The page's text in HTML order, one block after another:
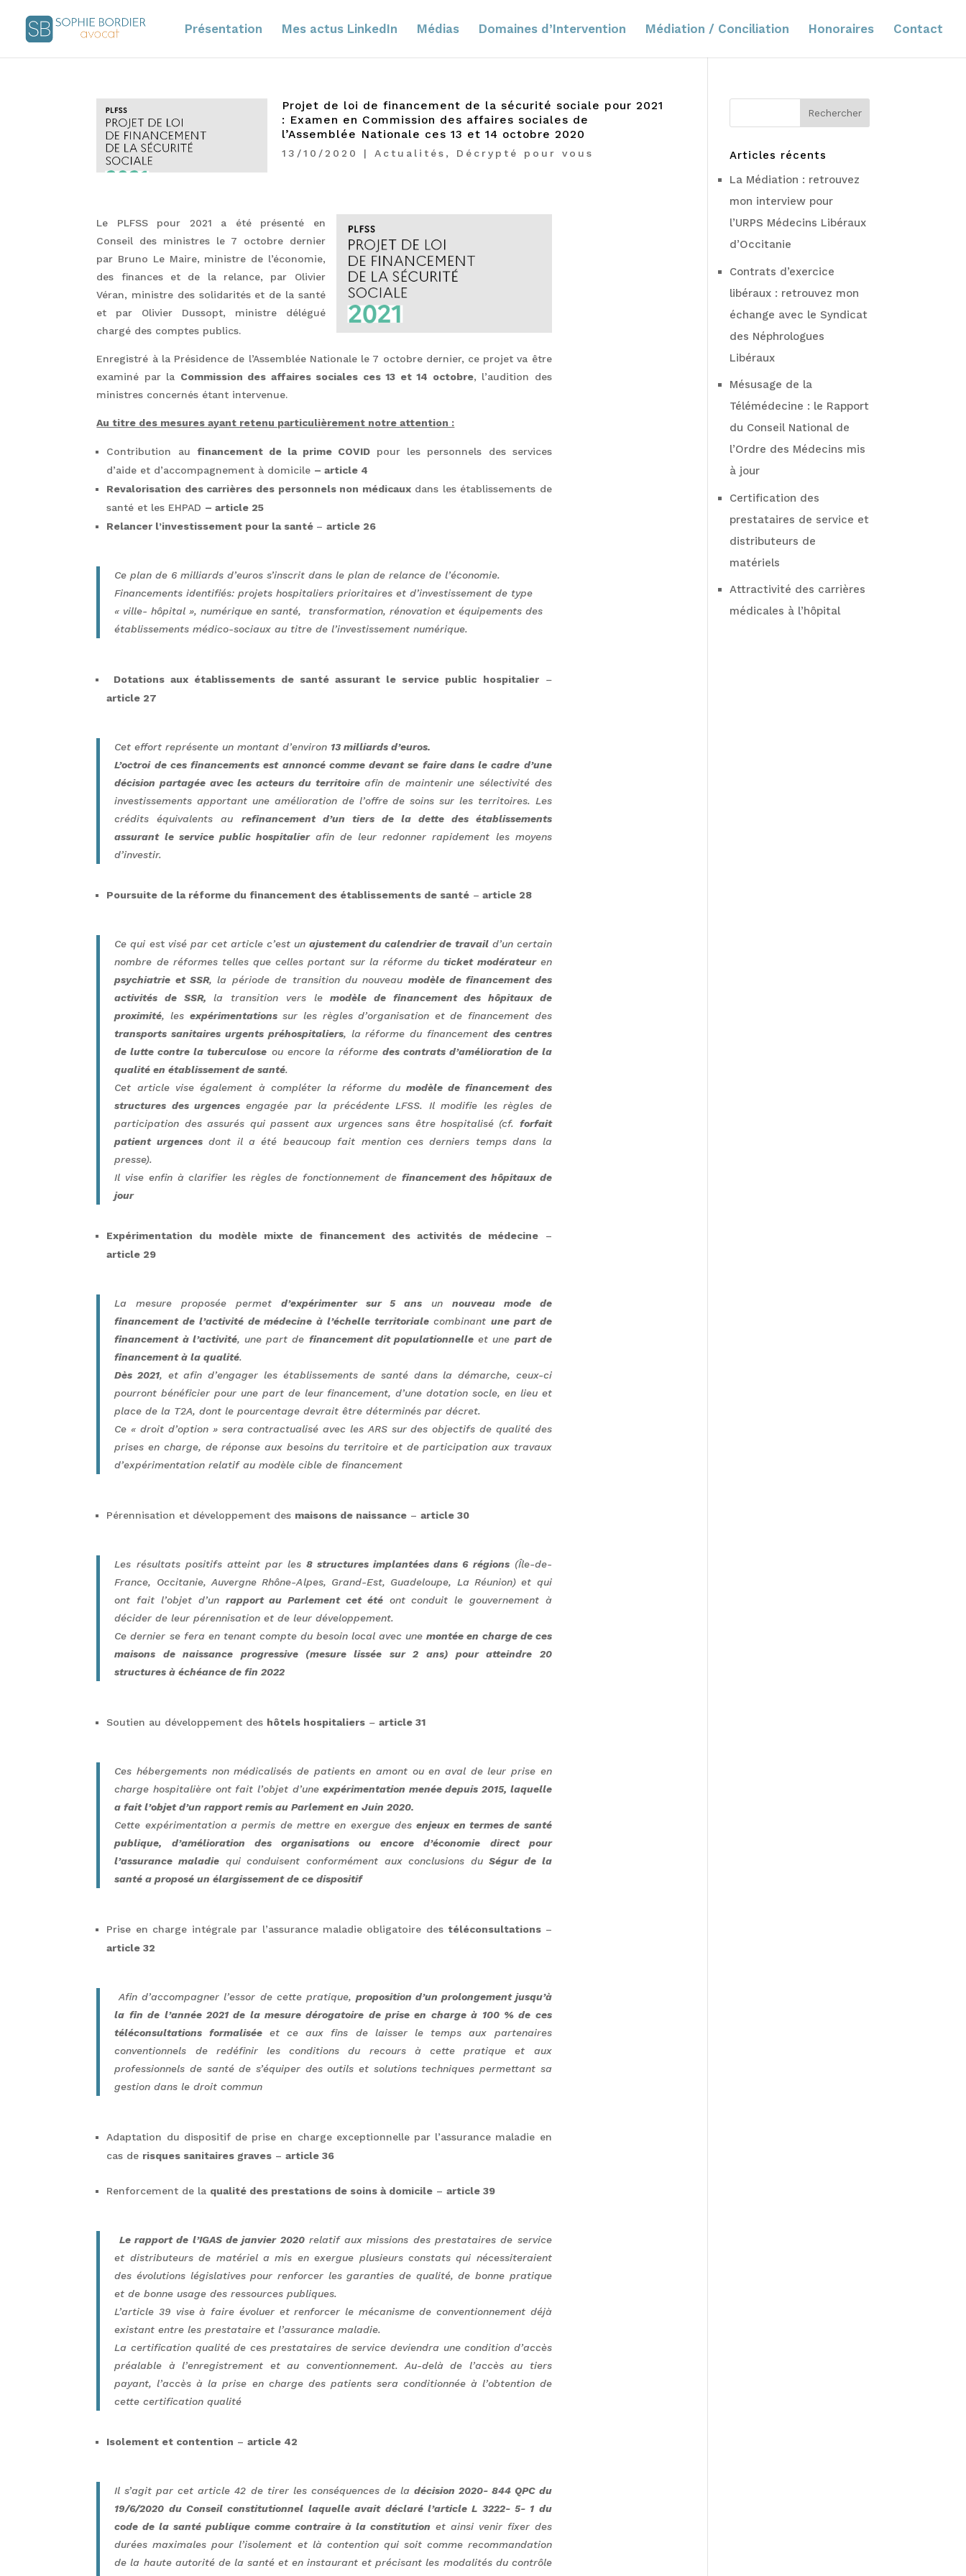
Présentation Mes actus LinkedIn Médias Domaines d’Intervention Médiation / Conciliation Honoraires Contact
Projet de loi de financement de la sécurité sociale pour 2021
: Examen en Commission des affaires sociales de
l’Assemblée Nationale ces 13 et 14 octobre 2020
13/10/2020 | Actualités , Décrypté pour vous
Le PLFSS pour 2021 a été présenté en
Conseil des ministres le 7 octobre dernier
par Bruno Le Maire, ministre de l’économie,
des finances et de la relance, par Olivier
Véran, ministre des solidarités et de la santé
et par Olivier Dussopt, ministre délégué
chargé des comptes publics.
Enregistré à la Présidence de l’Assemblée Nationale le 7 octobre dernier, ce projet va être
examiné par la Commission des affaires sociales ces 13 et 14 octobre, l’audition des
ministres concernés étant intervenue.
Au titre des mesures ayant retenu particulièrement notre attention :
Contribution au financement de la prime COVID pour les personnels des services
d’aide et d’accompagnement à domicile – article 4
Revalorisation des carrières des personnels non médicauxdans les établissements de
santé et les EHPAD – article 25
Relancer l’investissement pour la santé –article 26
Ce plan de 6 milliards d’euros s’inscrit dans le plan de relance de l’économie.
Financements identifiés:projets hospitaliers prioritaires et d’investissement de type
« ville- hôpital », numérique en santé, transformation, rénovation et équipements des
établissements médico-sociaux au titre de l’investissement numérique.
Dotations aux établissements de santé assurant le service public hospitalier
–
article 27
Cet effort représente un montant d’environ 13 milliards d’euros.
L’octroi de ces financements est annoncé comme devant se faire dans le cadre d’une
décision partagée avec les acteurs du territoireafin de maintenir une sélectivité des
investissements apportant une amélioration de l’offre de soins sur les territoires. Les
crédits équivalents au refinancement d’un tiers de la dette des établissements
assurant le service public hospitalierafin de leur redonner rapidement les moyens
d’investir.
Poursuite de la réforme du financement des établissements de santé – article 28
Ce qui est visé par cet article c’est unajustement du calendrier de travaild’un certain
nombre de réformes telles que celles portant sur la réforme duticket modérateuren
psychiatrie et SSR, la période de transition du nouveau modèle de financement des
activités de SSR, la transition vers lemodèle de financement des hôpitaux de
proximité, les expérimentationssur les règles d’organisation et de financement des
transports sanitaires urgents préhospitaliers, la réforme du financement des centres
de lutte contre la tuberculose ou encore la réforme des contrats d’amélioration de la
qualité en établissement de santé.
Cet article vise également à compléter la réforme du modèle de financement des
structures des urgences engagée par la précédente LFSS. Il modifie les règles de
participation des assurés qui passent aux urgences sans être hospitalisé (cf. forfait
patient urgencesdont il a été beaucoup fait mention ces derniers temps dans la
presse).
Il vise enfin à clarifier les règles de fonctionnement de financement des hôpitaux de
jour
Expérimentation du modèle mixte de financement des activités de médecine–
article 29
La mesure proposée permet d’expérimenter sur 5 ans un nouveau mode de
financement de l’activité de médecine à l’échelle territorialecombinantune part de
financement à l’activité, une part de financement dit populationnelleet une part de
financement à la qualité.
Dès 2021, et afin d’engager les établissements de santé dans la démarche, ceux-ci
pourront bénéficier pour une part de leur financement, d’une dotation socle, en lieu et
place de la T2A, dont le pourcentage devrait être déterminés par décret.
Ce « droit d’option » sera contractualisé avec les ARS sur des objectifs de qualité des
prises en charge, de réponse aux besoins du territoire et de participation aux travaux
d’expérimentation relatif au modèle cible de financement
Pérennisation et développement des maisons de naissance –article 30
Les résultats positifs atteint par les8 structures implantées dans 6 régions(Île-de-
France, Occitanie, Auvergne Rhône-Alpes, Grand-Est, Guadeloupe, La Réunion) et qui
ont fait l’objet d’un rapport au Parlement cet étéont conduit le gouvernement à
décider de leur pérennisation et de leur développement.
Ce dernier se fera en tenant compte du besoin local avec unemontée en charge de ces
maisons de naissance progressive (mesure lissée sur 2 ans) pour atteindre 20
structures à échéance de fin 2022
Soutien au développement des hôtels hospitaliers – article 31
Ces hébergements non médicalisés de patients en amont ou en aval de leur prise en
charge hospitalière ont fait l’objet d’uneexpérimentation menée depuis 2015, laquelle
a fait l’objet d’un rapport remis au Parlement en Juin 2020.
Cette expérimentation a permis de mettre en exergue desenjeux en termes de santé
publique, d’amélioration des organisations ou encore d’économie direct pour
l’assurance maladie qui conduisent conformément aux conclusions duSégur de la
santé a proposé un élargissement de ce dispositif
Prise en charge intégrale par l’assurance maladie obligatoire destéléconsultations –
article 32
Afin d’accompagner l’essor de cette pratique, proposition d’un prolongement jusqu’à
la fin de l’année 2021 de la mesure dérogatoire de prise en charge à 100 % de ces
téléconsultations formaliséeet ce aux fins de laisser le temps aux partenaires
conventionnels de redéfinir les conditions du recours à cette pratique et aux
professionnels de santé de s’équiper des outils et solutions techniques permettant sa
gestion dans le droit commun
Adaptation du dispositif de prise en charge exceptionnelle par l’assurance maladie en
cas de risques sanitaires graves –article 36
Renforcement de la qualité des prestations de soins à domicile –article 39
Le rapport de l’IGAS de janvier 2020relatif aux missions des prestataires de service
et distributeurs de matériel a mis en exergue plusieurs constats qui nécessiteraient
des évolutions législatives pour renforcer les garanties de qualité, de bonne pratique
et de bonne usage des ressources publiques.
L’article 39 vise à faire évoluer et renforcer le mécanisme de conventionnement déjà
existant entre les prestataire et l’assurance maladie.
La certification qualité de ces prestataires de service deviendra une condition d’accès
préalable à l’enregistrement et au conventionnement. Au-delà de l’accès au tiers
payant, l’accès à la prise en charge des patients sera conditionnée à l’obtention de
cette certification qualité
Isolement et contention –article 42
Il s’agit par cet article 42 de tirer les conséquences de la décision 2020- 844 QPC du
19/6/2020 du Conseil constitutionnel laquelle avait déclaré l’article L 3222- 5- 1 du
code de la santé publique comme contraire à la constitution et ainsi venir fixer des
durées maximales pour l’isolement et là contention qui soit comme recommandation
de la haute autorité de la santé et en instaurant et précisant les modalités du contrôle
Articles récents
La Médiation : retrouvez
mon interview pour
l’URPS Médecins Libéraux
d’Occitanie
Contrats d’exercice
libéraux : retrouvez mon
échange avec le Syndicat
des Néphrologues
Libéraux
Mésusage de la
Télémédecine : le Rapport
du Conseil National de
l’Ordre des Médecins mis
à jour
Certification des
prestataires de service et
distributeurs de
matériels
Attractivité des carrières
médicales à l’hôpital